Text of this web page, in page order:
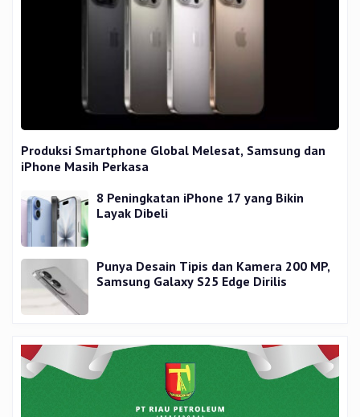
Produksi Smartphone Global Melesat, Samsung dan
iPhone Masih Perkasa
8 Peningkatan iPhone 17 yang Bikin
Layak Dibeli
Punya Desain Tipis dan Kamera 200 MP,
Samsung Galaxy S25 Edge Dirilis